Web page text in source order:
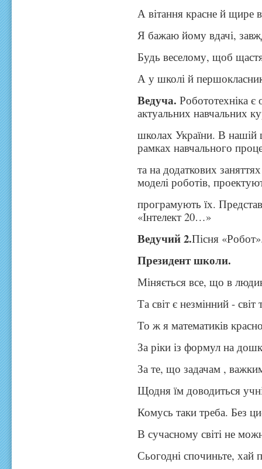
А вітання красне й щире
Я бажаю йому вдачі,
Будь веселому, щоб
А у школі й
Ведуча.Робототехніка є
актуальних навчальних
школах України. В нашій
рамках навчального
та на додаткових
моделі роботів,
програмують їх.
«Інтелект 20…»
Ведучий 2.Пісня
Президент школи.
Міняється все, що в
Та світ є незмінний -
То ж я математиків
За ріки із формул на
За те, що задачам ,
Щодня їм доводиться
Комусь таки треба. Без
В сучасному світі не
Сьогодні спочиньте, хай